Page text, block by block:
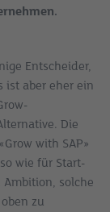
Entscheider,
ist aber eher ein
Die
with SAP»
wie für Start-
solche
zu